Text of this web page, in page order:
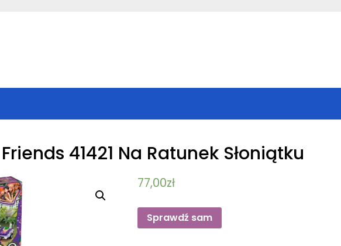
Friends 41421 Na Ratunek Słoniątku
77,00zł
Sprawdź sam